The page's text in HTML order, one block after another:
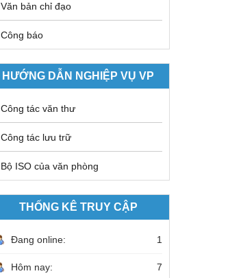
Văn bản chỉ đạo
Công báo
HƯỚNG DẪN NGHIỆP VỤ VP
Công tác văn thư
Công tác lưu trữ
Bộ ISO của văn phòng
THỐNG KÊ TRUY CẬP
Đang online: 1
Hôm nay: 7